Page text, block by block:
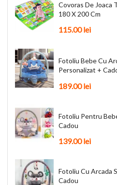
Covoras De Joaca
180 X 200 Cm
115.00 lei
Fotoliu Bebe Cu
Personalizat +
189.00 lei
Fotoliu Pentru
Cadou
139.00 lei
Fotoliu Cu Arcada
Cadou